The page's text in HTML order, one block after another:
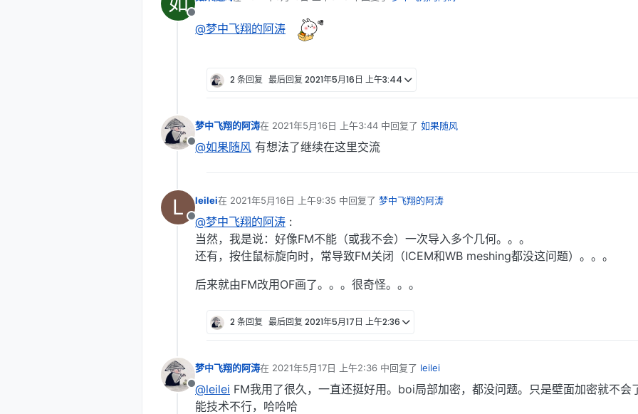
离线
最后由 编辑
@梦中飞翔的阿涛
2 条回复 最后回复 2021年5月16日 上午3:44
离线
梦中飞翔的阿涛在 2021年5月16日 上午3:44 中回复了 如果随风
最后由 编辑
@如果随风 有想法了继续在这里交流
L
离线
leilei在 2021年5月16日 上午9:35 中回复了 梦中飞翔的阿涛
最后由 编辑
@梦中飞翔的阿涛 :
当然，我是说：好像FM不能（或我不会）一次导入多个几何。。。
还有，按住鼠标旋向时，常导致FM关闭（ICEM和WB meshing都没这问题）。。。
后来就由FM改用OF画了。。。很奇怪。。。
2 条回复 最后回复 2021年5月17日 上午2:36
离线
梦中飞翔的阿涛在 2021年5月17日 上午2:36 中回复了 leilei
最后由 编辑
@leilei FM我用了很久，一直还挺好用。boi局部加密，都没问题。只是壁面加密就不会
能技术不行，哈哈哈